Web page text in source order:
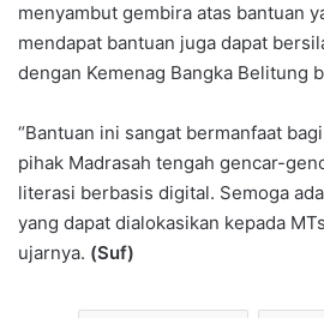
menyambut gembira atas bantuan
mendapat bantuan juga dapat
dengan Kemenag Bangka Belitung
“Bantuan ini sangat bermanfaat
pihak Madrasah tengah gencar-
literasi berbasis digital. Semoga
yang dapat dialokasikan kepada
ujarnya. (Suf)